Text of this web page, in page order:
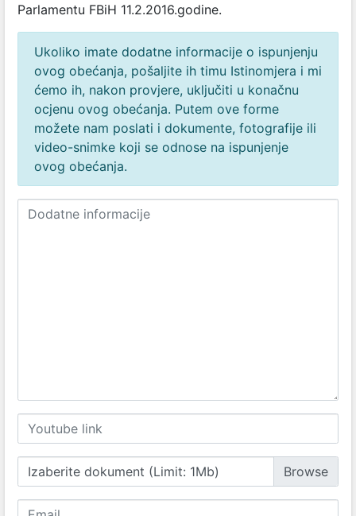
Parlamentu FBiH 11.2.2016.godine.
Ukoliko imate dodatne informacije o ispunjenju
ovog obećanja, pošaljite ih timu Istinomjera i mi
ćemo ih, nakon provjere, uključiti u konačnu
ocjenu ovog obećanja. Putem ove forme
možete nam poslati i dokumente, fotografije ili
video-snimke koji se odnose na ispunjenje
ovog obećanja.
Izaberite dokument (Limit: 1Mb)